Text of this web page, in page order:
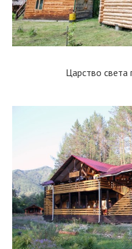
Царство света